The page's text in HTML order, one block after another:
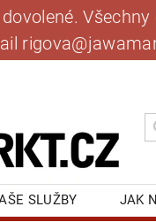
SLUŽBY JAK